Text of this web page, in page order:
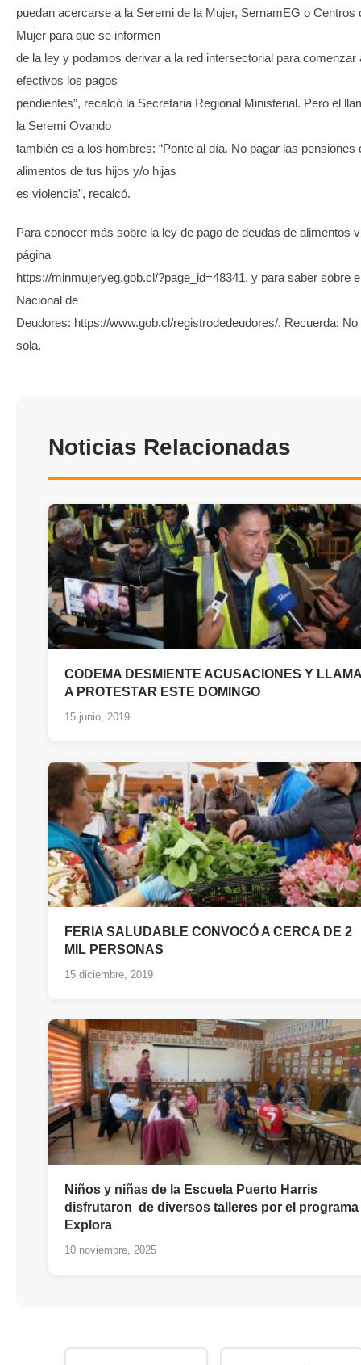
puedan acercarse a la Seremi de la Mujer, SernamEG o Centros
Mujer para que se informen
de la ley y podamos derivar a la red intersectorial para comenzar
efectivos los pagos
pendientes”, recalcó la Secretaria Regional Ministerial. Pero el
la Seremi Ovando
también es a los hombres: “Ponte al día. No pagar las pensiones
alimentos de tus hijos y/o hijas
es violencia”, recalcó.
Para conocer más sobre la ley de pago de deudas de alimentos
página
https://minmujeryeg.gob.cl/?page_id=48341, y para saber sobre
Nacional de
Deudores: https://www.gob.cl/registrodedeudores/. Recuerda:
sola.
Noticias Relacionadas
CODEMA DESMIENTE ACUSACIONES Y LLAMA
A PROTESTAR ESTE DOMINGO
15 junio, 2019
FERIA SALUDABLE CONVOCÓ A CERCA DE 2
MIL PERSONAS
15 diciembre, 2019
Niños y niñas de la Escuela Puerto Harris
disfrutaron de diversos talleres por el programa
Explora
10 noviembre, 2025